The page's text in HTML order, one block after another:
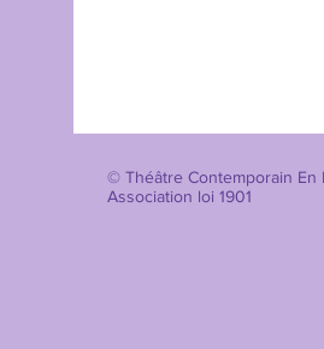
© Théâtre Contemporain
Association loi 1901